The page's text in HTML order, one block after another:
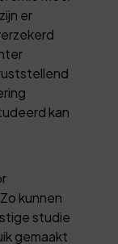
er
kan
kunnen
studie
gemaakt